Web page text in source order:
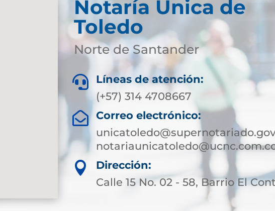
Notaría Única de
Toledo
Norte de Santander

Líneas de atención:
(+57) 314 4708667

Correo electrónico:

Dirección:
Calle 15 No. 02 - 58, Barrio El